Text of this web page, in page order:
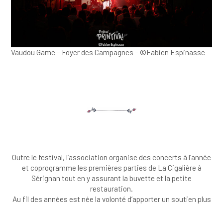
Vaudou Game – Foyer des Campagnes – ©Fabien Espinasse
Outre le festival, l’association organise des concerts à l’année
et coprogramme les premières parties de La Cigalière à
Sérignan tout en y assurant la buvette et la petite
restauration.
Au fil des années est née la volonté d’apporter un soutien plus